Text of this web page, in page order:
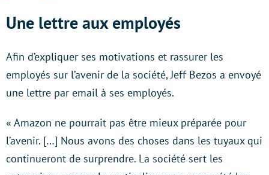
Une lettre aux employés
Afin d’expliquer ses motivations et rassurer les
employés sur l’avenir de la société, Jeff Bezos a envoyé
une lettre par email à ses employés.
« Amazon ne pourrait pas être mieux préparée pour
l’avenir. […] Nous avons des choses dans les tuyaux qui
continueront de surprendre. La société sert les